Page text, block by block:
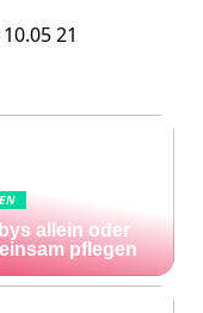
21
allein oder
pflegen